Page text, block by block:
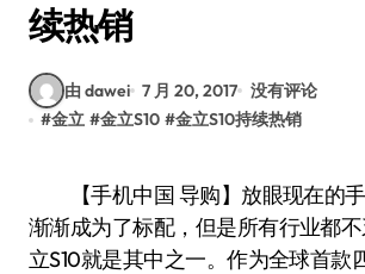
续热销
由 dawei 7 月 20, 2017 没有评论
#金立 #金立S10 #金立S10持续热销
【手机中国 导购】放眼现在的手机市场，双摄
渐渐成为了标配，但是所有行业都
立S10就是其中之一。作为全球首款